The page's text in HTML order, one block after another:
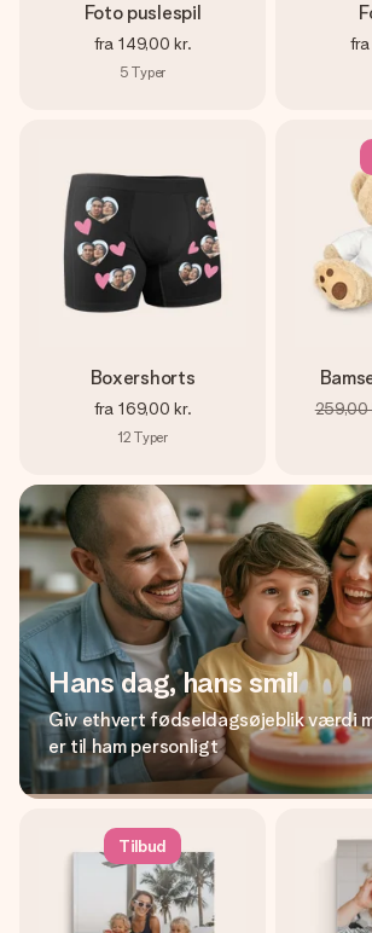
Foto puslespil
fra 149,00 kr.
5 Typer
fra
Boxershorts
fra 169,00 kr.
12 Typer
259,00
Hans dag, hans smil
Giv ethvert fødseldagsøjeblik værdi
er til ham personligt
Tilbud